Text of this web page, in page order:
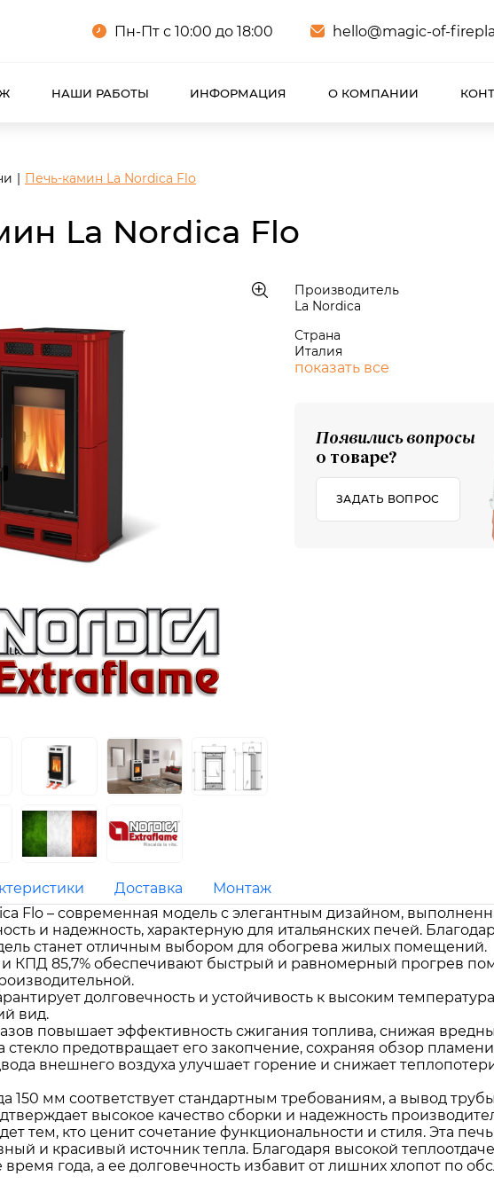
follow"/>
Пн-Пт с 10:00 до 18:00
hello@magic-of-
НАШИ РАБОТЫ ИНФОРМАЦИЯ О КОМПАНИИ
Печь-камин La Nordica Flo
La Nordica Flo
Производитель
La Nordica
Страна
Италия
показать все
Появились вопросы
о товаре?
ЗАДАТЬ ВОПРОС
Доставка
Монтаж
Flo – современная модель с элегантным дизайном,
и надежность, характерную для итальянских печей.
станет отличным выбором для обогрева жилых помещений.
КПД 85,7% обеспечивают быстрый и равномерный прогрев
долговечность и устойчивость к высоким
вид.
повышает эффективность сжигания топлива, снижая
стекло предотвращает его закопчение, сохраняя обзор
внешнего воздуха улучшает горение и снижает
150 мм соответствует стандартным требованиям, а вывод
высокое качество сборки и надежность
тем, кто ценит сочетание функциональности и стиля. Эта
и красивый источник тепла. Благодаря высокой
года, а ее долговечность избавит от лишних хлопот по